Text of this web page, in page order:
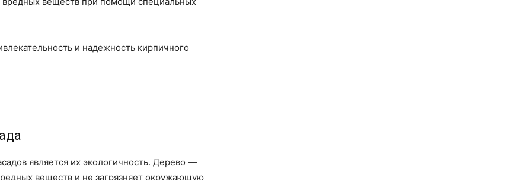
и надежность кирпичного
является их экологичность. Дерево —
веществ и не загрязняет окружающую